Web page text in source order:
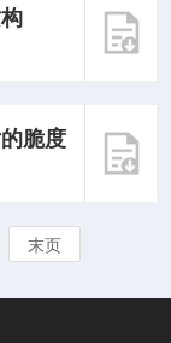
脆度
末页